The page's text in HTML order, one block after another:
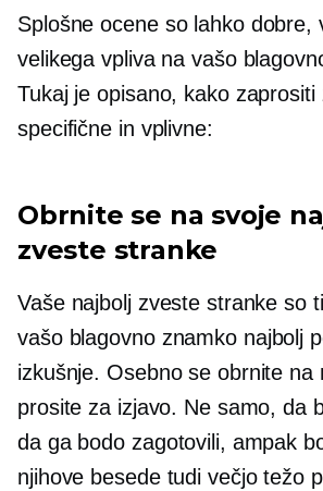
Splošne ocene so lahko dobre,
velikega vpliva na vašo
Tukaj je opisano, kako
specifične in vplivne:
Obrnite se na svoje
zveste stranke
Vaše najbolj zveste stranke so
vašo blagovno znamko najbolj
izkušnje. Osebno se obrnite na
prosite za izjavo. Ne samo, da
da ga bodo zagotovili, ampak
njihove besede tudi večjo težo